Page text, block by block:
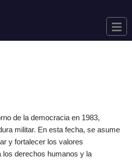
de la democracia en 1983,
militar. En esta fecha, se asume
y fortalecer los valores
derechos humanos y la